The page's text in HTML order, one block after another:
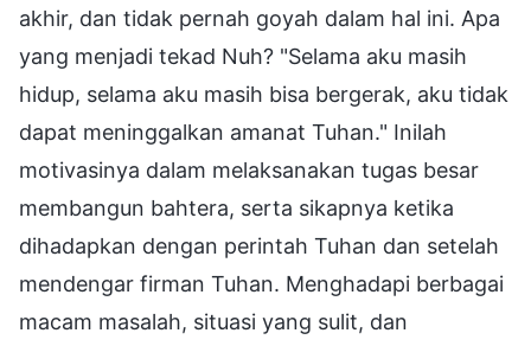
akhir, dan tidak pernah goyah dalam hal ini. Apa
yang menjadi tekad Nuh? "Selama aku masih
hidup, selama aku masih bisa bergerak, aku tidak
dapat meninggalkan amanat Tuhan." Inilah
motivasinya dalam melaksanakan tugas besar
membangun bahtera, serta sikapnya ketika
dihadapkan dengan perintah Tuhan dan setelah
mendengar firman Tuhan. Menghadapi berbagai
macam masalah, situasi yang sulit, dan